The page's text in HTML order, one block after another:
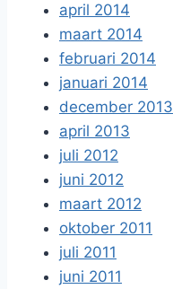
april 2014
maart 2014
februari 2014
januari 2014
december 2013
april 2013
juli 2012
juni 2012
maart 2012
oktober 2011
juli 2011
juni 2011